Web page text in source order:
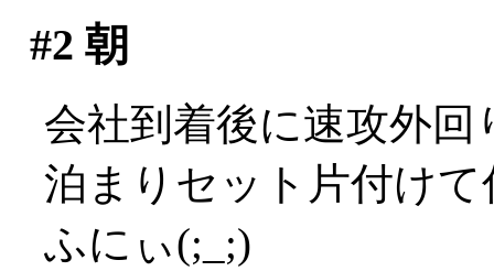
#2 朝
会社到着後に速攻外
泊まりセット片付け
ふにぃ(;_;)